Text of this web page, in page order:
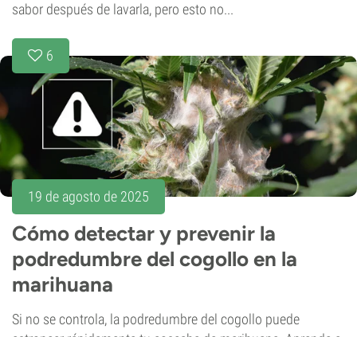
sabor después de lavarla, pero esto no...
6
19 de agosto de 2025
Cómo detectar y prevenir la
podredumbre del cogollo en la
marihuana
Si no se controla, la podredumbre del cogollo puede